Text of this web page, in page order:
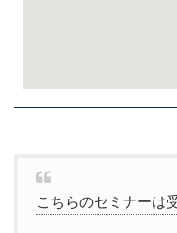
こちらのセミナーは